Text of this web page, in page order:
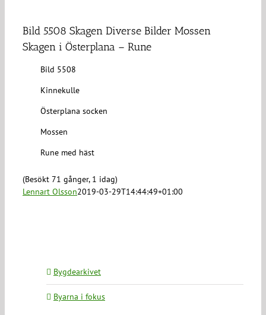
Bild 5508 Skagen Diverse Bilder Mossen
Skagen i Österplana – Rune
Bild 5508
Kinnekulle
Österplana socken
Mossen
Rune med häst
(Besökt 71 gånger, 1 idag)
Lennart Olsson2019-03-29T14:44:49+01:00
Bygdearkivet
Byarna i fokus